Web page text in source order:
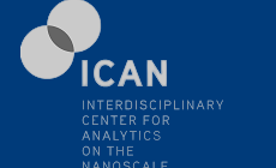
for studying solid-
sustainably and